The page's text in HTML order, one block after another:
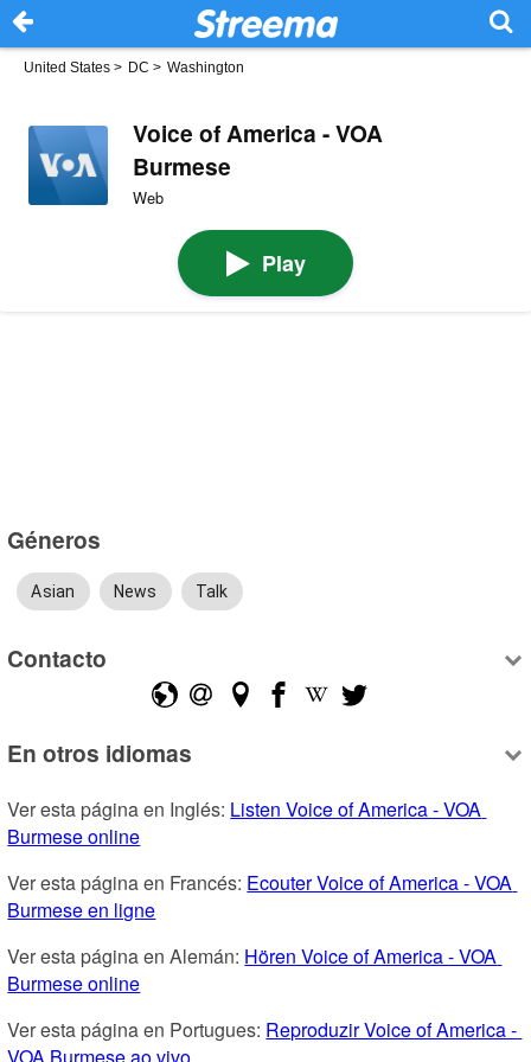
United States > DC > Washington
Voice of America - VOA
Burmese
Web
Play
Géneros
Asian News Talk
Contacto
En otros idiomas
Ver esta página en Inglés: Listen Voice of America - VOA
Burmese online
Ver esta página en Francés: Ecouter Voice of America - VOA
Burmese en ligne
Ver esta página en Alemán: Hören Voice of America - VOA
Burmese online
Ver esta página en Portugues: Reproduzir Voice of America -
VOA Burmese ao vivo